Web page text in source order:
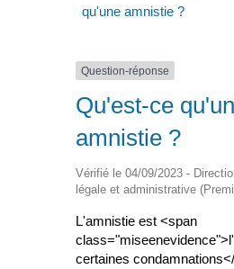
qu'une amnistie ?
Question-réponse
Qu'est-ce
amnistie ?
Vérifié le 04/09/2023 -
légale et administrative
L'amnistie est <span
certaines